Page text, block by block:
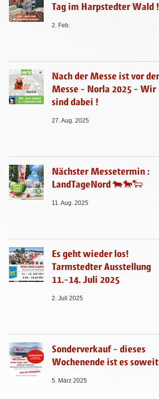
Tag im Harpstedter Wald !
2. Feb.
Nach der Messe ist vor der
Messe - Norla 2025 - Wir
sind dabei !
27. Aug. 2025
Nächster Messetermin :
LandTageNord 🐄🐎🐑
11. Aug. 2025
Es geht wieder los!
Tarmstedter Ausstellung
11.-14. Juli 2025
2. Juli 2025
Sonderverkauf - dieses
Wochenende ist es soweit !
5. März 2025